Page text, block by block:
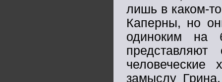
лишь в каком-
Каперны, но
одиноким на
замыслу